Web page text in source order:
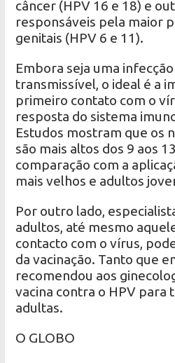
câncer (HPV 16 e 18) e
responsáveis ​​pela maior
genitais (HPV 6 e 11).
Embora seja uma
transmissível, o ideal é a
primeiro contato com o
resposta do sistema
Estudos mostram que os
são mais altos dos 9 aos
comparação com a
mais velhos e adultos
Por outro lado,
adultos, até mesmo
contacto com o vírus,
da vacinação. Tanto que
recomendou aos
vacina contra o HPV para
adultas.
O GLOBO